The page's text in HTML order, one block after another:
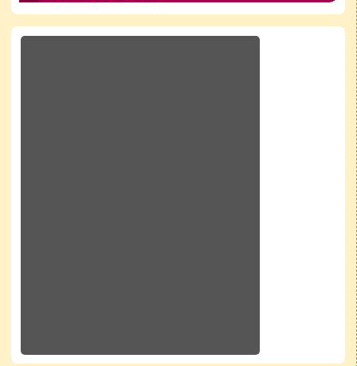
於彈跳視窗觀看：學校line官方好友QRcode